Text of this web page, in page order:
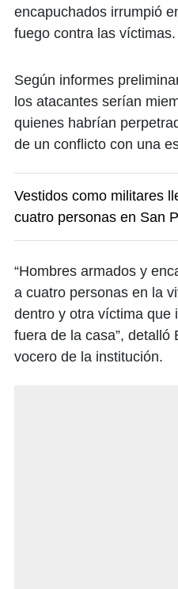
encapuchados irrumpió
fuego contra las víctimas.
Según informes
los atacantes serían
quienes habrían
de un conflicto con una
Vestidos como militares
cuatro personas en San
“Hombres armados y
a cuatro personas en la
dentro y otra víctima que
fuera de la casa”, detalló
vocero de la institución.